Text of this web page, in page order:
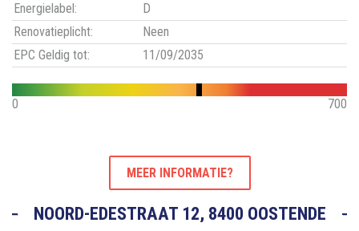
Energielabel:
D
Renovatieplicht:
Neen
EPC Geldig tot:
11/09/2035
0 700
MEER INFORMATIE?
NOORD-EDESTRAAT 12, 8400 OOSTENDE